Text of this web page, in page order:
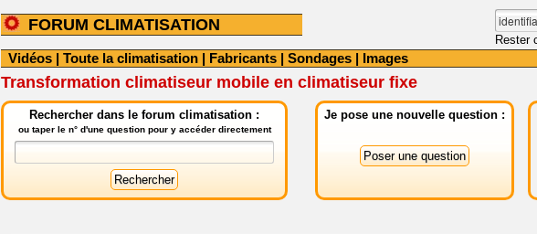
FORUM CLIMATISATION
Rester
Vidéos | Toute la climatisation | Fabricants | Sondages | Images
Transformation climatiseur mobile en climatiseur fixe
Rechercher dans le forum climatisation :
ou taper le n° d'une question pour y accéder directement
Je pose une nouvelle question :